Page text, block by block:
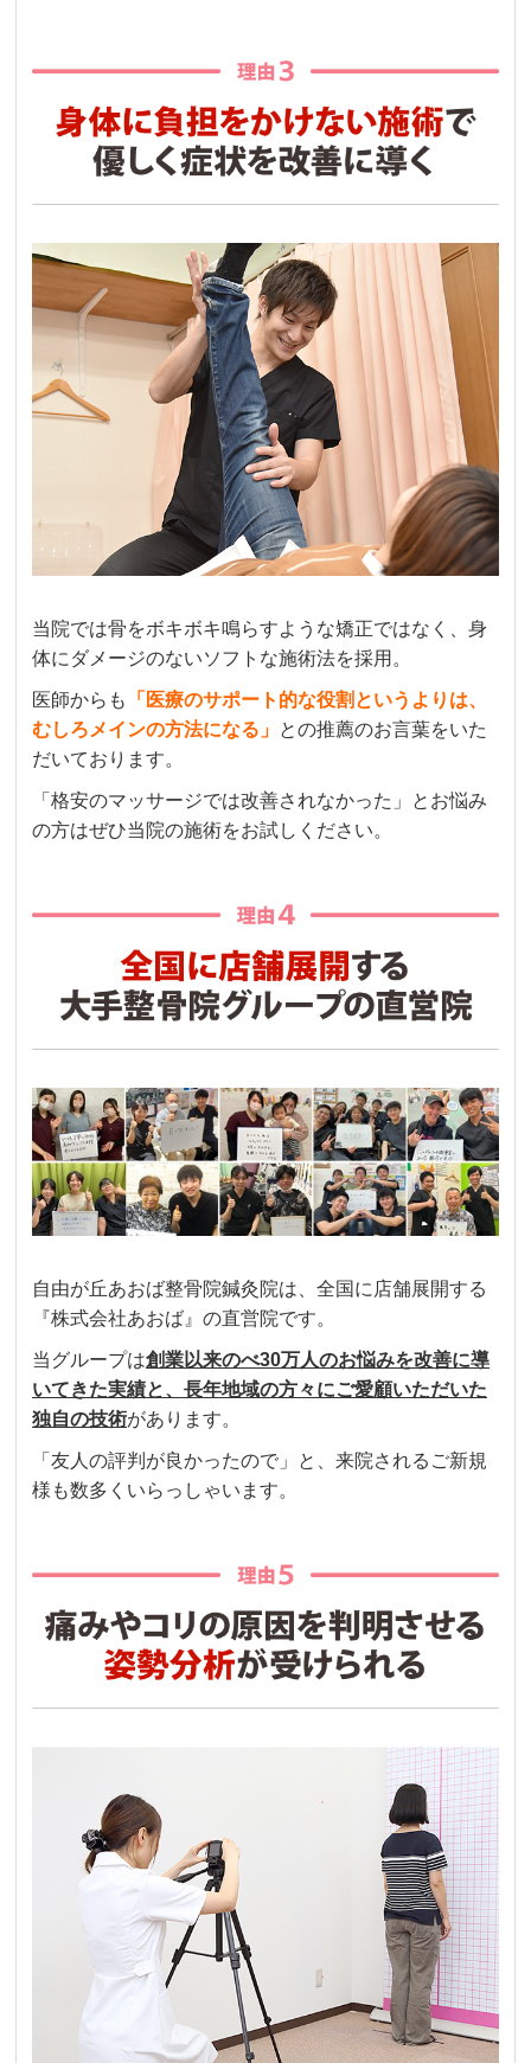
当院では骨をボキボキ鳴らすような矯正ではなく、身
体にダメージのないソフトな施術法を採用。
医師からも
「医療のサポート的な役割というよりは、
むしろメインの方法になる」 との推薦のお言葉をいた
だいております。
「格安のマッサージでは改善されなかった」とお悩み
の方はぜひ当院の施術をお試しください。
自由が丘あおば整骨院鍼灸院は、全国に店舗展開する
『株式会社あおば』の直営院です。
当グループは創業以来のべ30万人のお悩みを改善に導
いてきた実績と、長年地域の方々にご愛顧いただいた
独自の技術があります。
「友人の評判が良かったので」と、来院されるご新規
様も数多くいらっしゃいます。